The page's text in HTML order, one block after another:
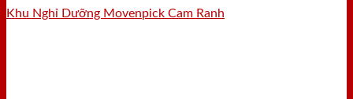
Khu Nghỉ Dưỡng Movenpick Cam Ranh